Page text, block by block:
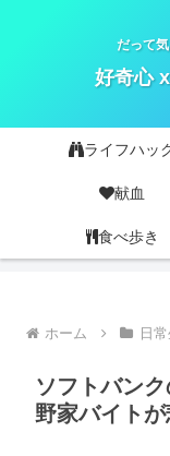
だって
好奇心
ライフハッ
献血
食べ歩き
ホーム 日
ソフトバン
野家バイト